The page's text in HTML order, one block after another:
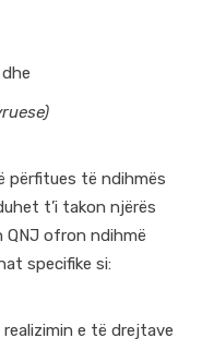
dhe
përfitues të ndihmës
t’i takon njërës
QNJ ofron ndihmë
specifike si:
realizimin e të drejtave